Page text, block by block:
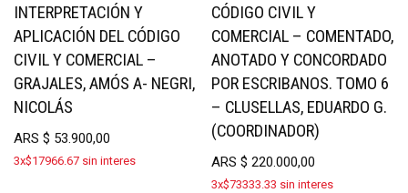
INTERPRETACIÓN Y
APLICACIÓN DEL CÓDIGO
CIVIL Y COMERCIAL –
GRAJALES, AMÓS A- NEGRI,
NICOLÁS
ARS $ 53.900,00
3x$17966.67 sin interes
CÓDIGO CIVIL Y
COMERCIAL – COMENTADO,
ANOTADO Y CONCORDADO
POR ESCRIBANOS. TOMO 6
– CLUSELLAS, EDUARDO G.
(COORDINADOR)
ARS$ 220.000,00
3x$73333.33 sin interes